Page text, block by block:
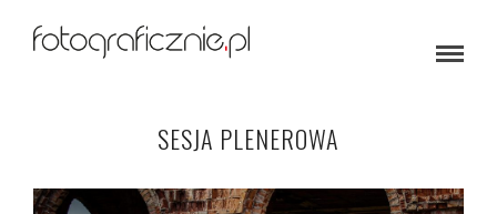
SESJA PLENEROWA